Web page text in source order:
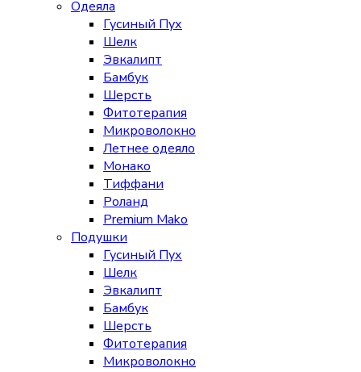
Одеяла
Гусиный Пух
Шелк
Эвкалипт
Бамбук
Шерсть
Фитотерапия
Микроволокно
Летнее одеяло
Монако
Тиффани
Роланд
Premium Mako
Подушки
Гусиный Пух
Шелк
Эвкалипт
Бамбук
Шерсть
Фитотерапия
Микроволокно